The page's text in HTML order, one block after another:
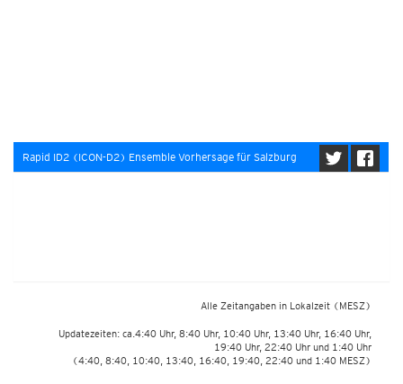
Rapid ID2 (ICON-D2) Ensemble Vorhersage für Salzburg
Alle Zeitangaben in Lokalzeit (MESZ)
Updatezeiten: ca.4:40 Uhr, 8:40 Uhr, 10:40 Uhr, 13:40 Uhr, 16:40 Uhr,
19:40 Uhr, 22:40 Uhr und 1:40 Uhr
(4:40, 8:40, 10:40, 13:40, 16:40, 19:40, 22:40 und 1:40 MESZ)